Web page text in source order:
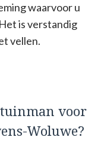
waarvoor u
is verstandig
vellen.
voor
Woluwe?